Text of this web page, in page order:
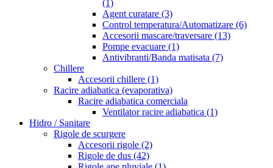
(1)
Agent curatare (3)
Control temperatura/Automatizare (6)
Accesorii mascare/traversare (13)
Pompe evacuare (1)
Antivibranti/Banda matisata (7)
Chillere
Accesorii chillere (1)
Racire adiabatica (evaporativa)
Racire adiabatica comerciala
Ventilator racire adiabatica (1)
Hidro / Sanitare
Rigole de scurgere
Accesorii rigole (2)
Rigole de dus (42)